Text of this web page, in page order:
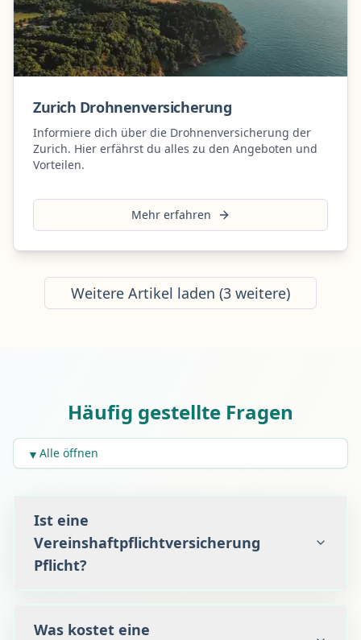
Zurich Drohnenversicherung
Informiere dich über die Drohnenversicherung der
Zurich. Hier erfährst du alles zu den Angeboten und
Vorteilen.
Mehr erfahren
Weitere Artikel laden (3 weitere)
Häufig gestellte Fragen
▼ Alle öffnen
Ist eine
Vereinshaftpflichtversicherung
Pflicht?
Was kostet eine